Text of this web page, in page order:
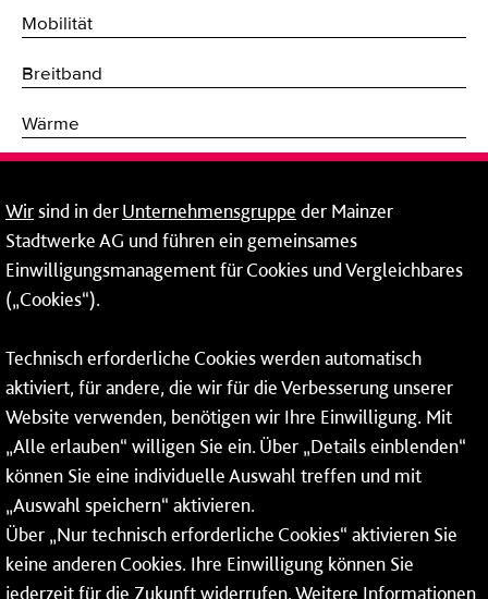
Mobilität
Breitband
Wärme
Erneuerbare Energien
Netze
Rheinallee 41
55118 Mainz
Tel.:06131 - 12 78 78
Fax: 06131 - 12 78 77
Wirsind in derUnternehmensgruppe der Mainzer
Stadtwerke AG und führen ein gemeinsames
Einwilligungsmanagement für Cookies und Vergleichbares
(„Cookies“).
Technisch erforderliche Cookies werden automatisch
aktiviert, für andere, die wir für die Verbesserung unserer
Website verwenden, benötigen wir Ihre Einwilligung. Mit
„Alle erlauben“ willigen Sie ein. Über „Details einblenden“
können Sie eine individuelle Auswahl treffen und mit
„Auswahl speichern“ aktivieren.
Über „Nur technisch erforderliche Cookies“ aktivieren Sie
keine anderen Cookies. Ihre Einwilligung können Sie
jederzeit für die Zukunft widerrufen. Weitere Informationen